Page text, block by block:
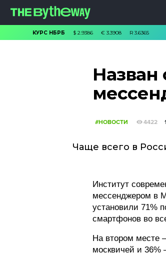
КУРС НБРБ $2.9386 € 3.3908 R3.6365
#НОВОСТИ 4422
Чаще всего в
Институт
мессенджером в
установили 71%
смартфонов во
На втором месте
москвичей и 36%